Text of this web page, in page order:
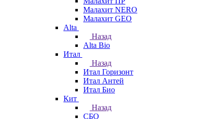
Малахит NERO
Малахит GEO
Alta
Назад
Alta Bio
Итал
Назад
Итал Горизонт
Итал Антей
Итал Био
Кит
Назад
СБО